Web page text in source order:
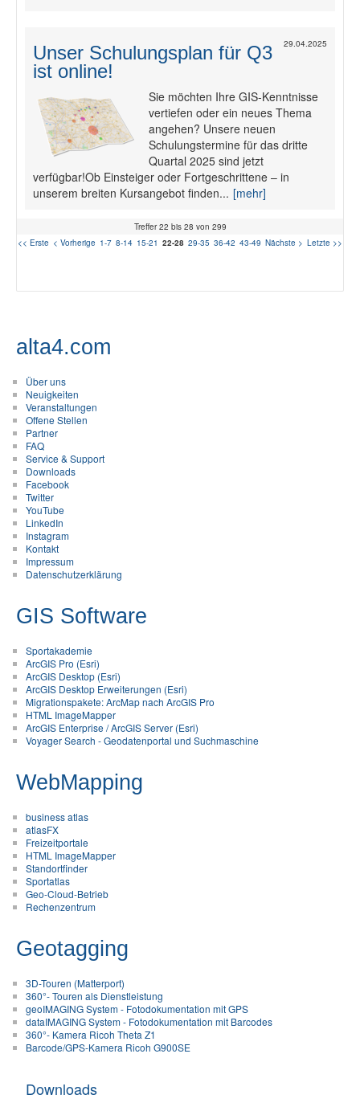
29.04.2025
Unser Schulungsplan für Q3
ist online!
Sie möchten Ihre GIS-Kenntnisse
vertiefen oder ein neues Thema
angehen? Unsere neuen
Schulungstermine für das dritte
Quartal 2025 sind jetzt
verfügbar!Ob Einsteiger oder Fortgeschrittene – in
unserem breiten Kursangebot finden... [mehr]
Treffer 22 bis 28 von 299
<< Erste < Vorherige 1-7 8-14 15-21 22-28 29-35 36-42 43-49 Nächste > Letzte >>
alta4.com
Über uns
Neuigkeiten
Veranstaltungen
Offene Stellen
Partner
FAQ
Service & Support
Downloads
Facebook
Twitter
YouTube
LinkedIn
Instagram
Kontakt
Impressum
Datenschutzerklärung
GIS Software
Sportakademie
ArcGIS Pro (Esri)
ArcGIS Desktop (Esri)
ArcGIS Desktop Erweiterungen (Esri)
Migrationspakete: ArcMap nach ArcGIS Pro
HTML ImageMapper
ArcGIS Enterprise / ArcGIS Server (Esri)
Voyager Search - Geodatenportal und Suchmaschine
WebMapping
business atlas
atlasFX
Freizeitportale
HTML ImageMapper
Standortfinder
Sportatlas
Geo-Cloud-Betrieb
Rechenzentrum
Geotagging
3D-Touren (Matterport)
360°- Touren als Dienstleistung
geoIMAGING System - Fotodokumentation mit GPS
dataIMAGING System - Fotodokumentation mit Barcodes
360°- Kamera Ricoh Theta Z1
Barcode/GPS-Kamera Ricoh G900SE
Downloads